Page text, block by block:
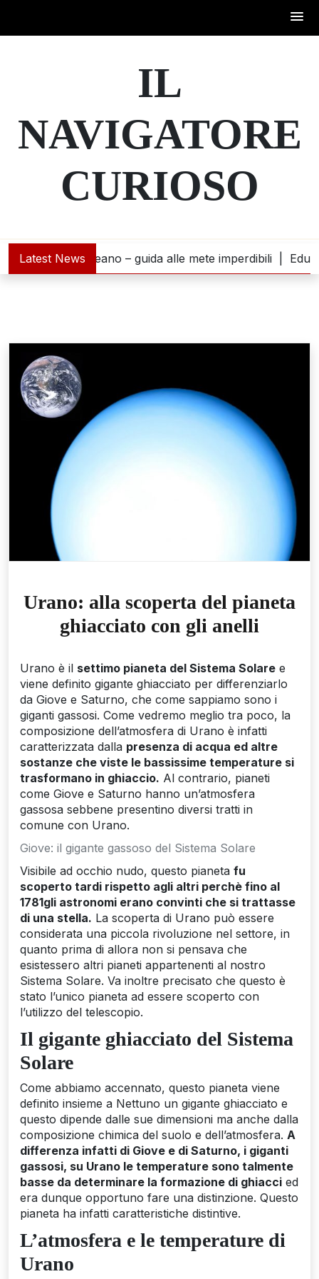
IL
NAVIGATORE
CURIOSO
Latest News
incontra l’oceano – guida alle mete imperdibili |
Urano: alla scoperta del pianeta
ghiacciato con gli anelli
Urano è il settimo pianeta del Sistema Solare e
viene definito gigante ghiacciato per differenziarlo
da Giove e Saturno, che come sappiamo sono i
giganti gassosi. Come vedremo meglio tra poco, la
composizione dell’atmosfera di Urano è infatti
caratterizzata dalla presenza di acqua ed altre
sostanze che viste le bassissime temperature si
trasformano in ghiaccio. Al contrario, pianeti
come Giove e Saturno hanno un’atmosfera
gassosa sebbene presentino diversi tratti in
comune con Urano.
Giove: il gigante gassoso del Sistema Solare
Visibile ad occhio nudo, questo pianeta fu
scoperto tardi rispetto agli altri perchè fino al
1781gli astronomi erano convinti che si trattasse
di una stella. La scoperta di Urano può essere
considerata una piccola rivoluzione nel settore, in
quanto prima di allora non si pensava che
esistessero altri pianeti appartenenti al nostro
Sistema Solare. Va inoltre precisato che questo è
stato l’unico pianeta ad essere scoperto con
l’utilizzo del telescopio.
Il gigante ghiacciato del Sistema
Solare
Come abbiamo accennato, questo pianeta viene
definito insieme a Nettuno un gigante ghiacciato e
questo dipende dalle sue dimensioni ma anche dalla
composizione chimica del suolo e dell’atmosfera. A
differenza infatti di Giove e di Saturno, i giganti
gassosi, su Urano le temperature sono talmente
basse da determinare la formazione di ghiacci ed
era dunque opportuno fare una distinzione. Questo
pianeta ha infatti caratteristiche distintive.
L’atmosfera e le temperature di
Urano